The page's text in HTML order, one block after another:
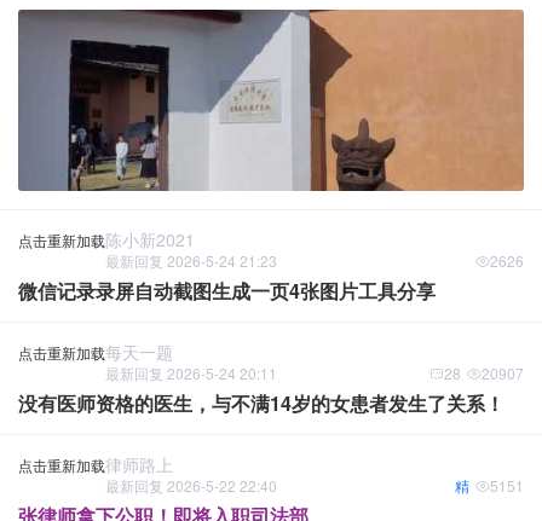
点击重新加载陈小新2021
最新回复 2026-5-24 21:23 2626
微信记录录屏自动截图生成一页4张图片工具分享
点击重新加载每天一题
最新回复 2026-5-24 20:11 20907
28
没有医师资格的医生，与不满14岁的女患者发生了关系！
点击重新加载律师路上
最新回复 2026-5-22 22:40 5151
精